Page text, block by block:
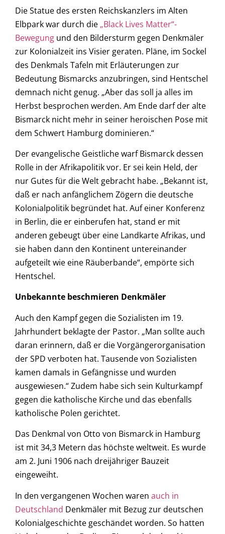
Die Statue des ersten Reichskanzlers im Alten
Elbpark war durch die „Black Lives Matter“-
Bewegung und den Bildersturm gegen Denkmäler
zur Kolonialzeit ins Visier geraten. Pläne, im Sockel
des Denkmals Tafeln mit Erläuterungen zur
Bedeutung Bismarcks anzubringen, sind Hentschel
demnach nicht genug. „Aber das soll ja alles im
Herbst besprochen werden. Am Ende darf der alte
Bismarck nicht mehr in seiner heroischen Pose mit
dem Schwert Hamburg dominieren.“
Der evangelische Geistliche warf Bismarck dessen
Rolle in der Afrikapolitik vor. Er sei kein Held, der
nur Gutes für die Welt gebracht habe. „Bekannt ist,
daß er nach anfänglichem Zögern die deutsche
Kolonialpolitik begründet hat. Auf einer Konferenz
in Berlin, die er einberufen hat, stand er mit
anderen gebeugt über eine Landkarte Afrikas, und
sie haben dann den Kontinent untereinander
aufgeteilt wie eine Räuberbande“, empörte sich
Hentschel.
Unbekannte beschmieren Denkmäler
Auch den Kampf gegen die Sozialisten im 19.
Jahrhundert beklagte der Pastor. „Man sollte auch
daran erinnern, daß er die Vorgängerorganisation
der SPD verboten hat. Tausende von Sozialisten
kamen damals in Gefängnisse und wurden
ausgewiesen.“ Zudem habe sich sein Kulturkampf
gegen die katholische Kirche und das ebenfalls
katholische Polen gerichtet.
Das Denkmal von Otto von Bismarck in Hamburg
ist mit 34,3 Metern das höchste weltweit. Es wurde
am 2. Juni 1906 nach dreijähriger Bauzeit
eingeweiht.
In den vergangenen Wochen waren auch in
Deutschland Denkmäler mit Bezug zur deutschen
Kolonialgeschichte geschändet worden. So hatten